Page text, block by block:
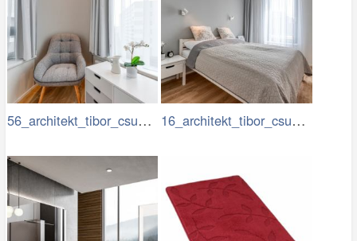
56_architekt_tibor_csukas_byty_Luka.jpg 16_architekt_tibor_csukas_byty_Luka.jpg